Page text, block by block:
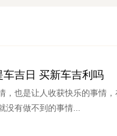
吉日 买新车吉利吗
，也是让人收获快乐的事情
没有做不到的事情...